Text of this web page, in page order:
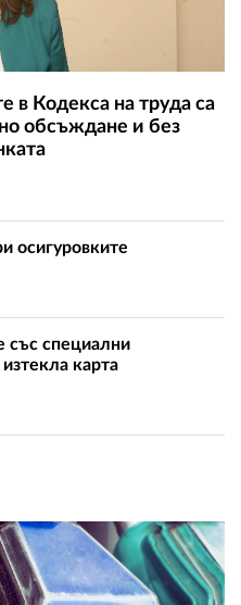
Кодекса на труда са
обсъждане и без
осигуровките
със специални
карта